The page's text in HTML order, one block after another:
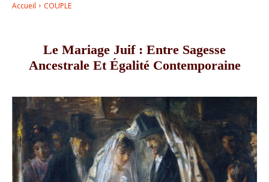
Accueil COUPLE
Le Mariage Juif : Entre Sagesse
Ancestrale Et Égalité Contemporaine